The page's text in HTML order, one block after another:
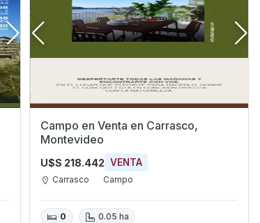
Campo en Venta en Carrasco,
Montevideo
U$S 218.442 VENTA
Carrasco Campo
0 0.05 ha